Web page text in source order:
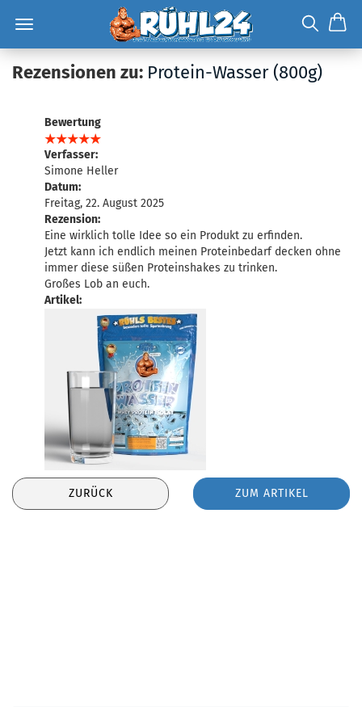
Rezensionen zu: Protein-Wasser (800g)
Bewertung
Verfasser:
Simone Heller
Datum:
Freitag, 22. August 2025
Rezension:
Eine wirklich tolle Idee so ein Produkt zu erfinden.
Jetzt kann ich endlich meinen Proteinbedarf decken ohne
immer diese süßen Proteinshakes zu trinken.
Großes Lob an euch.
Artikel:
ZURÜCK ZUM ARTIKEL